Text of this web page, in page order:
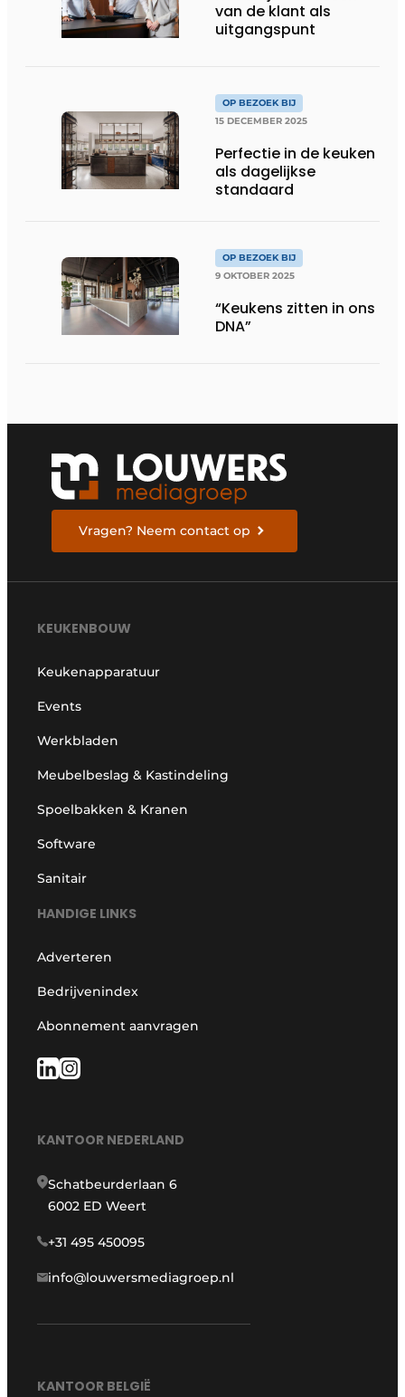
van de klant als
uitgangspunt
OP BEZOEK BIJ
15 DECEMBER 2025
Perfectie in de keuken
als dagelijkse
standaard
OP BEZOEK BIJ
9 OKTOBER 2025
“Keukens zitten in ons
DNA”
Vragen? Neem contact op
KEUKENBOUW
Keukenapparatuur
Events
Werkbladen
Meubelbeslag & Kastindeling
Spoelbakken & Kranen
Software
Sanitair
HANDIGE LINKS
Adverteren
Bedrijvenindex
Abonnement aanvragen
KANTOOR NEDERLAND
Schatbeurderlaan 6
6002 ED Weert
+31 495 450095
info@louwersmediagroep.nl
KANTOOR BELGIË